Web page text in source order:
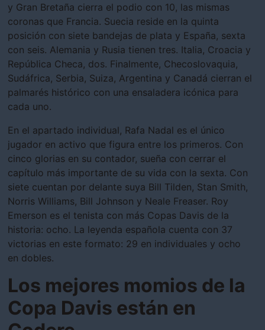
y Gran Bretaña cierra el podio con 10, las mismas
coronas que Francia. Suecia reside en la quinta
posición con siete bandejas de plata y España, sexta
con seis. Alemania y Rusia tienen tres. Italia, Croacia y
República Checa, dos. Finalmente, Checoslovaquia,
Sudáfrica, Serbia, Suiza, Argentina y Canadá cierran el
palmarés histórico con una ensaladera icónica para
cada uno.
En el apartado individual, Rafa Nadal es el único
jugador en activo que figura entre los primeros. Con
cinco glorias en su contador, sueña con cerrar el
capítulo más importante de su vida con la sexta. Con
siete cuentan por delante suya Bill Tilden, Stan Smith,
Norris Williams, Bill Johnson y Neale Freaser. Roy
Emerson es el tenista con más Copas Davis de la
historia: ocho. La leyenda española cuenta con 37
victorias en este formato: 29 en individuales y ocho
en dobles.
Los mejores momios de la
Copa Davis están en